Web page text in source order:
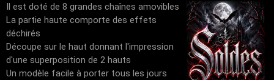
Il est doté de 8 grandes chaînes amovibles
La partie haute comporte des effets
déchirés
Découpe sur le haut donnant l'impression
d'une superposition de 2 hauts
Un modèle facile à porter tous les jours